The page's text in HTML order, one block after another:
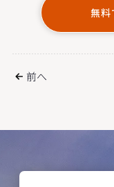
無
前へ